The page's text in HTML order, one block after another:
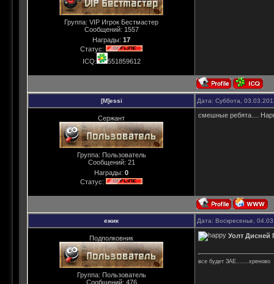
Группа: VIP Игрок Бестмастер
Сообщений: 1557
Награды: 17
Статус:
ICQ:
551859612
[M]essi Дата: Суббота,
Сержант
Группа: Пользователь
Сообщений: 21
Награды: 0
Статус:
смешные ребята....
ежик Дата: Воскресенье,
Подполковник
Группа: Пользователь
Сообщений: 476
Уолт Дисней
все будет ЗАЕ.......хреново